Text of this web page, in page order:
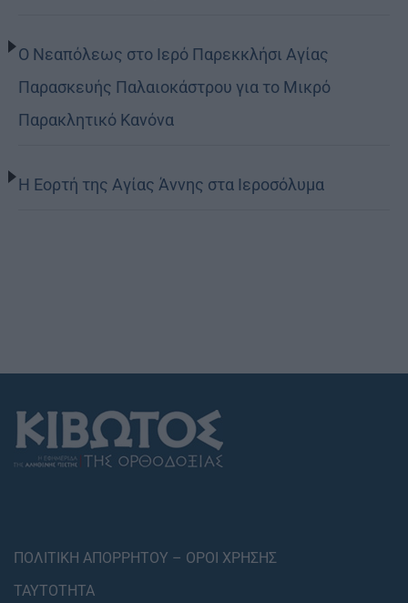
Ο Νεαπόλεως στο Ιερό Παρεκκλήσι Αγίας
Παρασκευής Παλαιοκάστρου για το Μικρό
Παρακλητικό Κανόνα
Η Εορτή της Αγίας Άννης στα Ιεροσόλυμα
ΠΟΛΙΤΙΚΗ ΑΠΟΡΡΗΤΟΥ – ΟΡΟΙ ΧΡΗΣΗΣ
ΤΑΥΤΟΤΗΤΑ